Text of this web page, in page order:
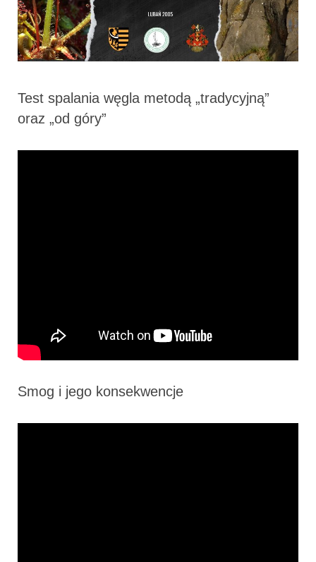
Test spalania węgla metodą „tradycyjną”
oraz „od góry”
Smog i jego konsekwencje